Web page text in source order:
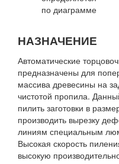
по диаграмме
НАЗНАЧЕНИЕ
Автоматические
предназначены для
массива древесины на
чистотой пропила.
пилить заготовки в
производить вырезку
линиям специальным
Высокая скорость
высокую